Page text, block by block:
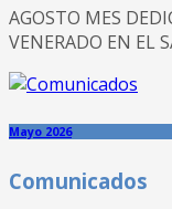
AGOSTO MES
VENERADO EN EL
Mayo 2026
Comunicados